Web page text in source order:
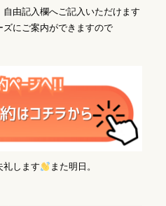
由記入欄へご記入いただけます
ズにご案内ができますので
礼します また明日。